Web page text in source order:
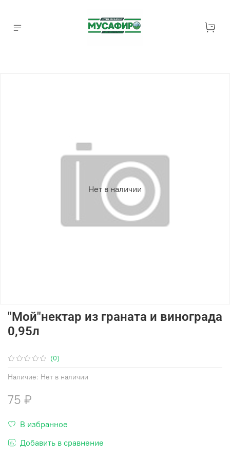
Нет в наличии
(0)
Наличие: Нет в наличии
"Мой"нектар из граната и винограда
0,95л
75 ₽
В избранное
Добавить в сравнение